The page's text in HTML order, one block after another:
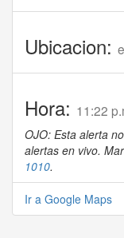
Ubicacion:
Hora: 11:22
OJO: Esta alerta
alertas en vivo.
1010.
Ir a Google Maps